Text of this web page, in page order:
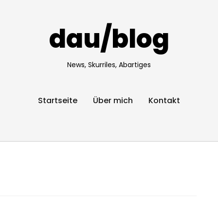
dau/blog
News, Skurriles, Abartiges
Startseite Über mich Kontakt